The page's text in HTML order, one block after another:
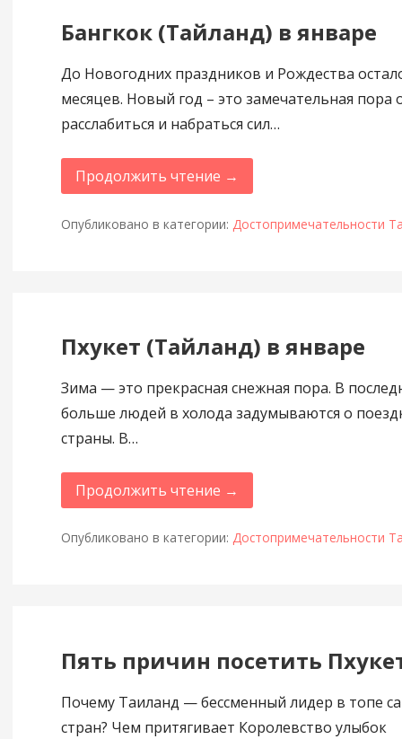
Бангкок (Тайланд) в январе
До Новогодних праздников и Рождества
месяцев. Новый год – это замечательная пора
расслабиться и набраться сил…
Продолжить чтение →
Опубликовано в категории: Достопримечательности
Пхукет (Тайланд) в январе
Зима — это прекрасная снежная пора. В
больше людей в холода задумываются о
страны. В…
Продолжить чтение →
Опубликовано в категории: Достопримечательности
Пять причин посетить
Почему Таиланд — бессменный лидер в топе
стран? Чем притягивает Королевство улыбок